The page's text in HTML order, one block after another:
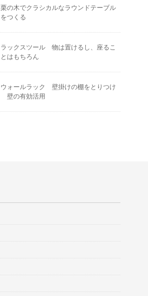
栗の木でクラシカルなラウンドテーブル
をつくる
ラックスツール 物は置けるし、座るこ
とはもちろん
ウォールラック 壁掛けの棚をとりつけ
壁の有効活用